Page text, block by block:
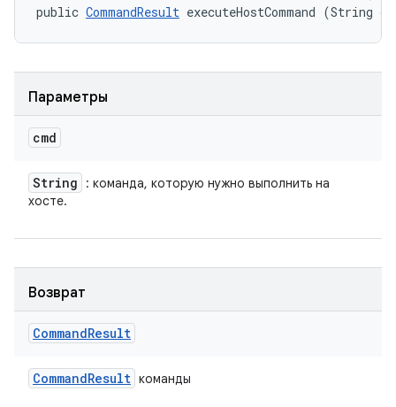
public CommandResult executeHostCommand (String
Параметры
cmd
String
: команда, которую нужно выполнить на
хосте.
Возврат
CommandResult
CommandResult команды